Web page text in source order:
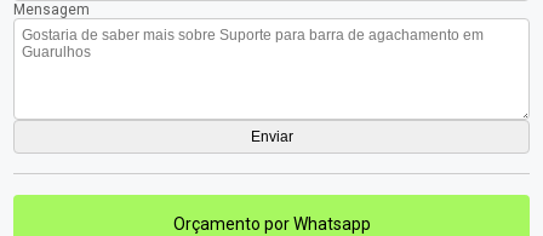
Mensagem
Orçamento por Whatsapp